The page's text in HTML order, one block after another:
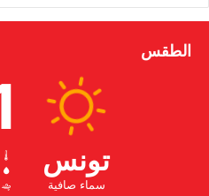
الطقس
تونس
سماء صافية